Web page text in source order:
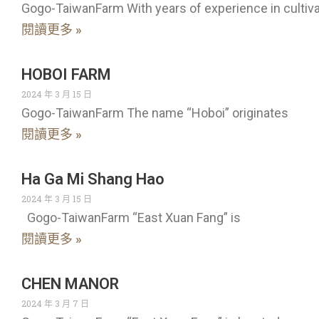
Gogo-TaiwanFarm With years of experience in
閱讀更多 »
HOBOI FARM
2024 年 3 月 15 日
Gogo-TaiwanFarm The name “Hoboi” originates
閱讀更多 »
Ha Ga Mi Shang Hao
2024 年 3 月 15 日
Gogo-TaiwanFarm “East Xuan Fang” is
閱讀更多 »
CHEN MANOR
2024 年 3 月 7 日